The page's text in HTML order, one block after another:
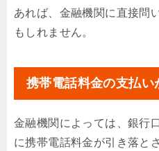
あれば、金融機関に直接問
もしれません。
携帯電話料金の支払
金融機関によっては、銀行
に携帯電話料金が引き落と